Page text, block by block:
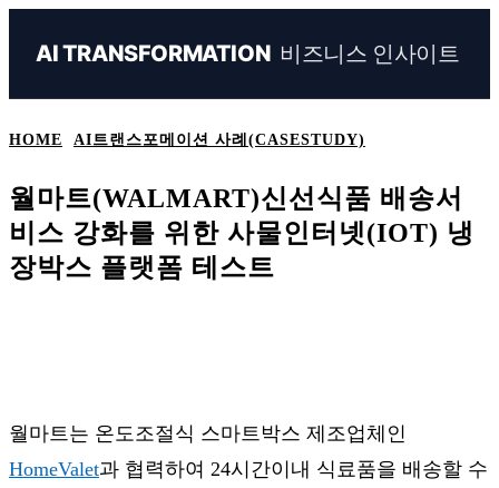
AI TRANSFORMATION 비즈니스 인사이트
HOME AI트랜스포메이션 사례(CASESTUDY)
월마트(WALMART)신선식품 배송서
비스 강화를 위한 사물인터넷(IOT) 냉
장박스 플랫폼 테스트
월마트는 온도조절식 스마트박스 제조업체인
HomeValet과 협력하여 24시간이내 식료품을 배송할 수